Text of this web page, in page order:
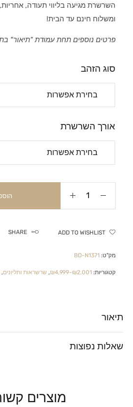
השרשרת מגיעה בליווי תעודה,
ומשלוח חינם עד הבית!
פרטים נוספים תחת עמודת "תיאור"
סוג הזהב
אורך השרשרת
ADD TO WISHLIST
SHARE
מק"ט:BD-N1371
קטגוריות:₪2,001-₪4,999
, שרשראות ותליונים,
תיאור
שאלות נפוצות
מוצרים